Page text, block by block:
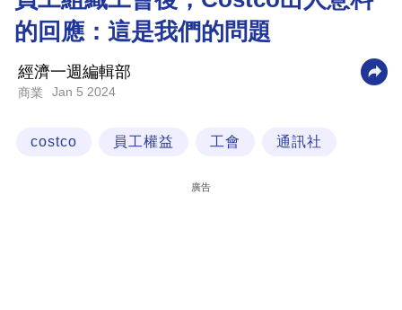
商
業
科
的回應：這是我們的問題
經濟一週編輯部
商業 Jan 5 2024
costco 員工權益 工會 通訊社
廣告